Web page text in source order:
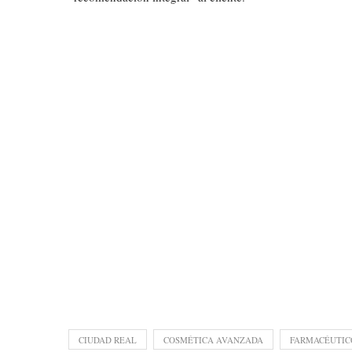
CIUDAD REAL COSMÉTICA AVANZADA